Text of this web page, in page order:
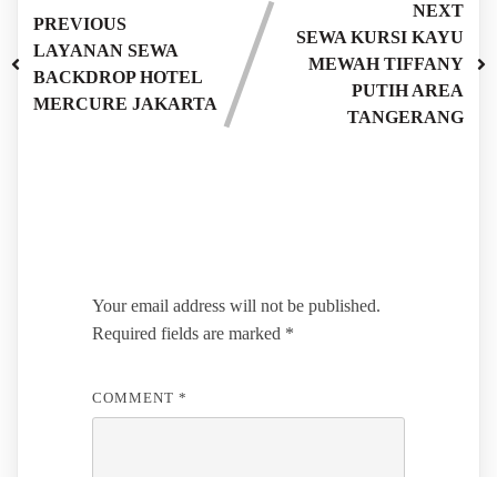
PREVIOUS
LAYANAN SEWA
BACKDROP HOTEL
MERCURE JAKARTA
NEXT
SEWA KURSI KAYU
MEWAH TIFFANY
PUTIH AREA
TANGERANG
Your email address will not be published.
Required fields are marked *
COMMENT *